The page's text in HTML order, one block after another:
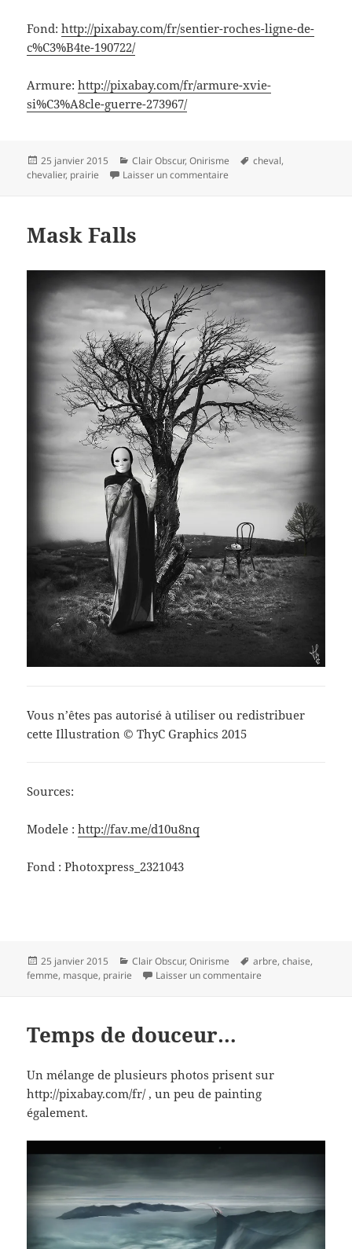
Fond:http://pixabay.com/fr/sentier-roches-ligne-de-
c%C3%B4te-190722/
Armure:http://pixabay.com/fr/armure-xvie-
si%C3%A8cle-guerre-273967/
Publié
le
25 janvier 2015 Catégories
Clair Obscur,Onirisme
Mots-
cheval,
chevalier, prairie Laisser un commentaire
Mask Falls
Vous n’êtes pas autorisé à utiliser ou redistribuer
cette Illustration © ThyC Graphics 2015
Sources:
Modele :http://fav.me/d10u8nq
Fond : Photoxpress_2321043
Publié
le
25 janvier 2015 Catégories
Clair Obscur,Onirisme
Mots-
clés
arbre,chaise,
femme, masque, prairie Laisser un commentaire
Temps de douceur…
Un mélange de plusieurs photos prisent sur
http://pixabay.com/fr/ , un peu de painting
également.